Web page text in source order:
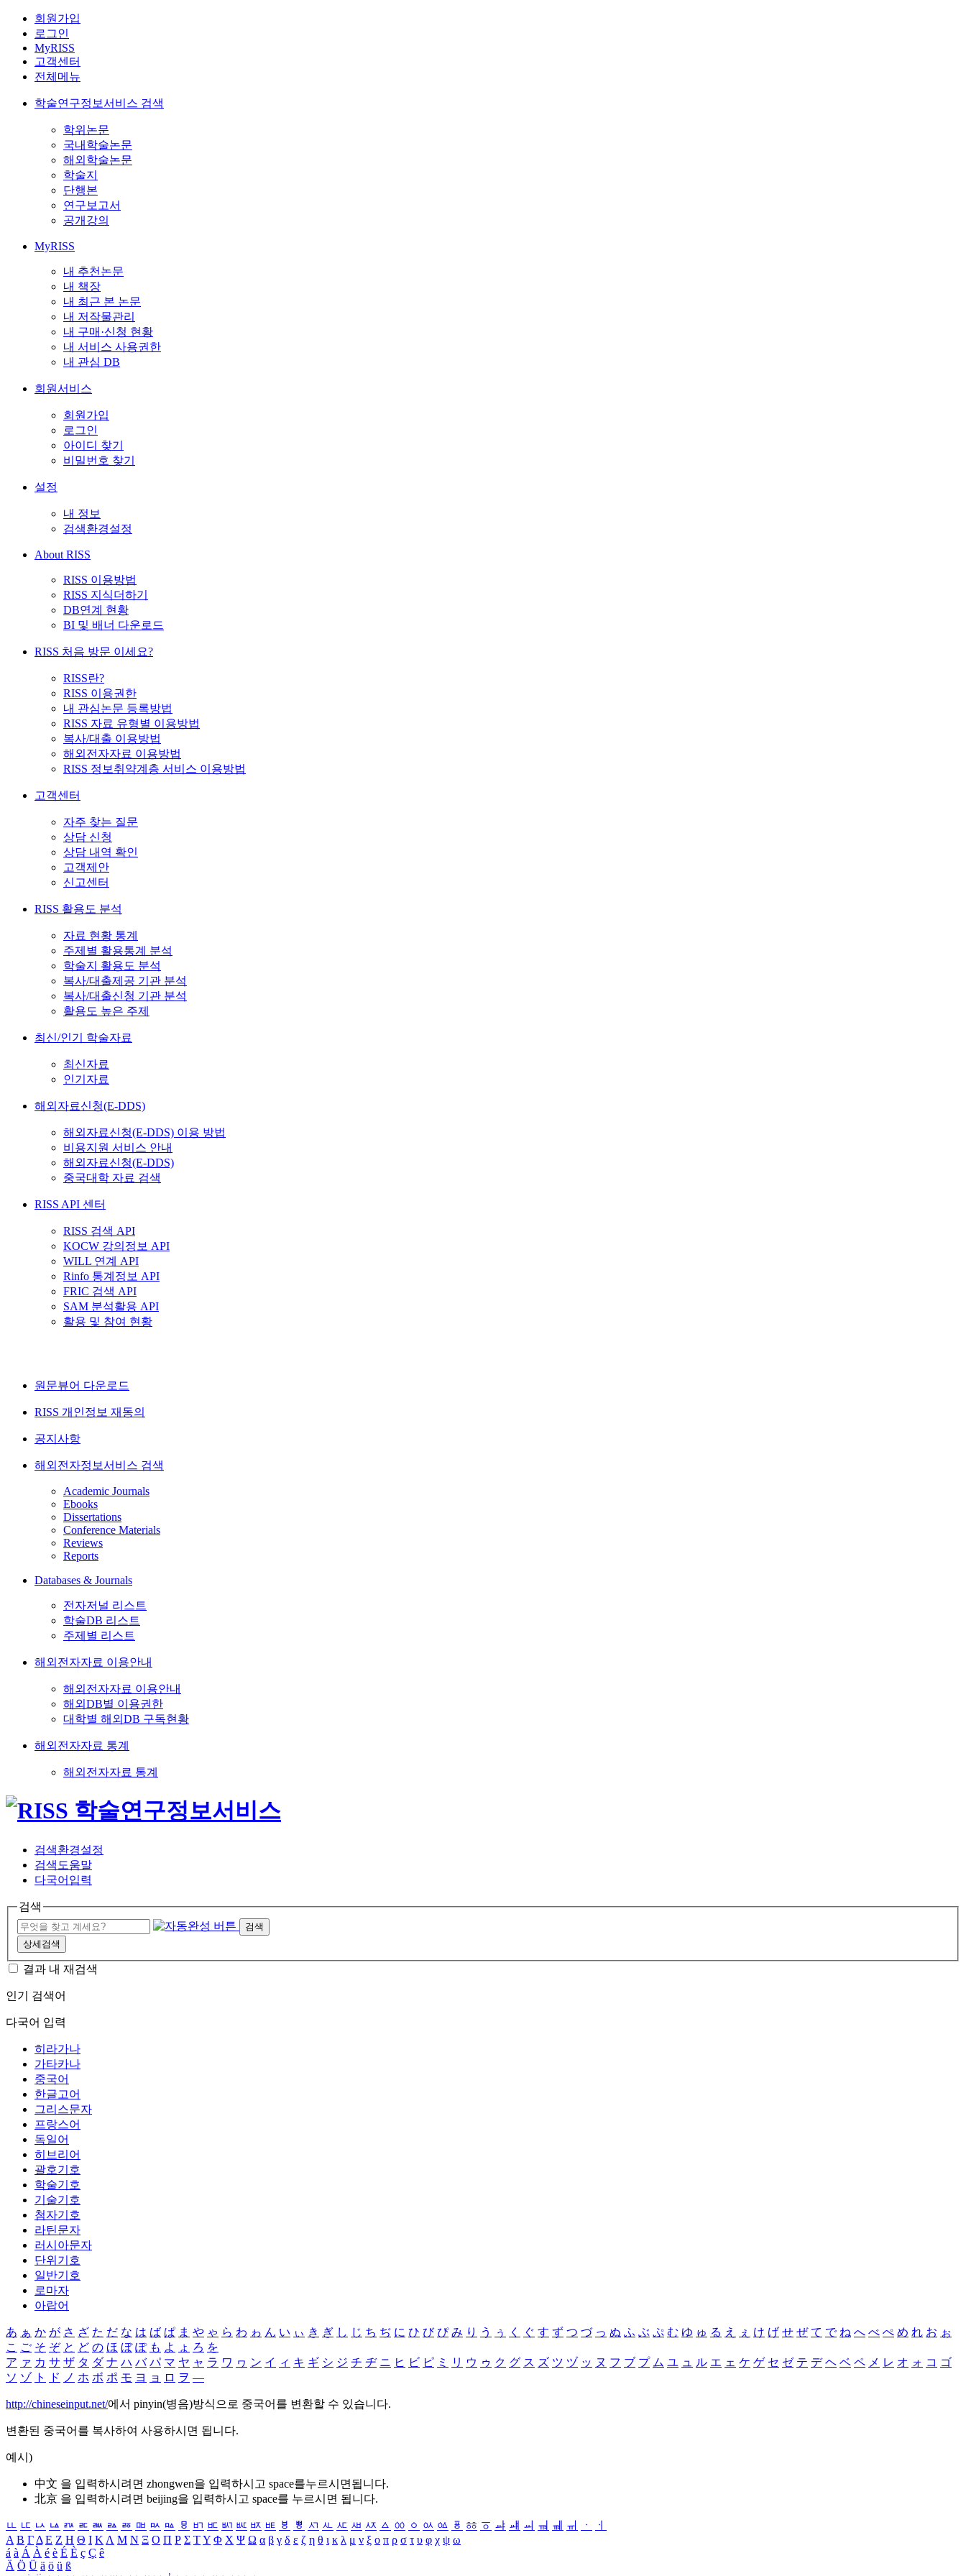
회원가입
로그인
MyRISS
고객센터
전체메뉴
학술연구정보서비스 검색
학위논문
국내학술논문
해외학술논문
학술지
단행본
연구보고서
공개강의
MyRISS
내 추천논문
내 책장
내 최근 본 논문
내 저작물관리
내 구매·신청 현황
내 서비스 사용권한
내 관심 DB
회원서비스
회원가입
로그인
아이디 찾기
비밀번호 찾기
설정
내 정보
검색환경설정
About RISS
RISS 이용방법
RISS 지식더하기
DB연계 현황
BI 및 배너 다운로드
RISS 처음 방문 이세요?
RISS란?
RISS 이용권한
내 관심논문 등록방법
RISS 자료 유형별 이용방법
복사/대출 이용방법
해외전자자료 이용방법
RISS 정보취약계층 서비스 이용방법
고객센터
자주 찾는 질문
상담 신청
상담 내역 확인
고객제안
신고센터
RISS 활용도 분석
자료 현황 통계
주제별 활용통계 분석
학술지 활용도 분석
복사/대출제공 기관 분석
복사/대출신청 기관 분석
활용도 높은 주제
최신/인기 학술자료
최신자료
인기자료
해외자료신청(E-DDS)
해외자료신청(E-DDS) 이용 방법
비용지원 서비스 안내
해외자료신청(E-DDS)
중국대학 자료 검색
RISS API 센터
RISS 검색 API
KOCW 강의정보 API
WILL 연계 API
Rinfo 통계정보 API
FRIC 검색 API
SAM 분석활용 API
활용 및 참여 현황
원문뷰어 다운로드
RISS 개인정보 재동의
공지사항
해외전자정보서비스 검색
Academic Journals
Ebooks
Dissertations
Conference Materials
Reviews
Reports
Databases & Journals
전자저널 리스트
학술DB 리스트
주제별 리스트
해외전자자료 이용안내
해외전자자료 이용안내
해외DB별 이용권한
대학별 해외DB 구독현황
해외전자자료 통계
해외전자자료 통계
검색환경설정
검색도움말
다국어입력
검색
검색
상세검색
결과 내 재검색
인기 검색어
다국어 입력
히라가나
가타카나
중국어
한글고어
그리스문자
프랑스어
독일어
히브리어
괄호기호
학술기호
기술기호
첨자기호
라틴문자
러시아문자
단위기호
일반기호
로마자
아랍어
あ ぁ か が さ ざ た だ な は ば ぱ ま や ゃ ら わ ゎ ん い ぃ き ぎ し じ ち ぢ に ひ び ぴ み り う ぅ く ぐ す ず つ づ っ ぬ ふ ぶ ぷ む ゆ ゅ る え ぇ け げ せ ぜ て で ね へ べ ぺ め れ お ぉ
こ ご そ ぞ と ど の ほ ぼ ぽ も よ ょ ろ を
ア ァ カ サ ザ タ ダ ナ ハ バ パ マ ヤ ャ ラ ワ ヮ ン イ ィ キ ギ シ ジ チ ヂ ニ ヒ ビ ピ ミ リ ウ ゥ ク グ ス ズ ツ ヅ ッ ヌ フ ブ プ ム ユ ュ ル エ ェ ケ ゲ セ ゼ テ デ ヘ ベ ペ メ レ オ ォ コ ゴ
ソ ゾ ト ド ノ ホ ボ ポ モ ヨ ョ ロ ヲ ―
http://chineseinput.net/에서 pinyin(병음)방식으로 중국어를 변환할 수 있습니다.
변환된 중국어를 복사하여 사용하시면 됩니다.
예시)
中文 을 입력하시려면 zhongwen을 입력하시고 space를누르시면됩니다.
北京 을 입력하시려면 beijing을 입력하시고 space를 누르시면 됩니다.
ㅥ ㅦ ㅧ ㅨ ㅩ ㅪ ㅫ ㅬ ㅭ ㅮ ㅯ ㅰ ㅱ ㅲ ㅳ ㅴ ㅵ ㅶ ㅷ ㅸ ㅹ ㅺ ㅻ ㅼ ㅽ ㅾ ㅿ ㆀ ㆁ ㆂ ㆃ ㆄ ㆅ ㆆ ㆇ ㆈ ㆉ ㆊ ㆋ ㆌ ㆍ
ㆎ
Α Β ΓΔ Ε Ζ Η Θ Ι ΚΛ Μ Ν Ξ Ο Π Ρ Σ ΤΥ Φ Χ Ψ Ω α β γ δ ε ζ η θ ι κ λ μ ν ξ ο π ρ σ τ υ φ χ ψ ω
á à Á À é è É È ç Ç ê
Ä Ö Ü ä ö ü ß